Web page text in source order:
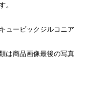
。
ュービックジルコニア
は商品画像最後の写真